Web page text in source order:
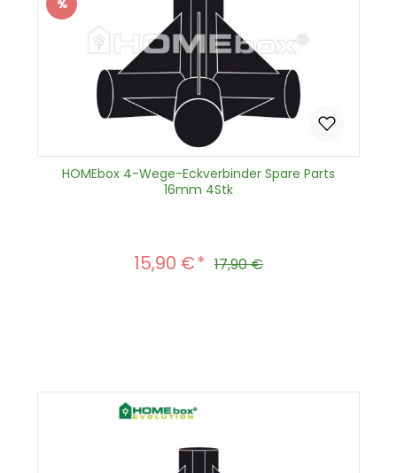
Rabatt
%
HOMEbox 4-Wege-Eckverbinder Spare Parts
16mm 4Stk
Verkaufspreis:
15,90 € Regulärer Preis:
17,90 €